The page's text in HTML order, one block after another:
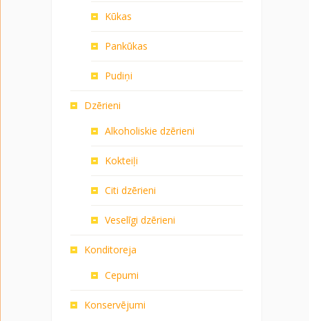
Kūkas
Pankūkas
Pudiņi
Dzērieni
Alkoholiskie dzērieni
Kokteiļi
Citi dzērieni
Veselīgi dzērieni
Konditoreja
Cepumi
Konservējumi